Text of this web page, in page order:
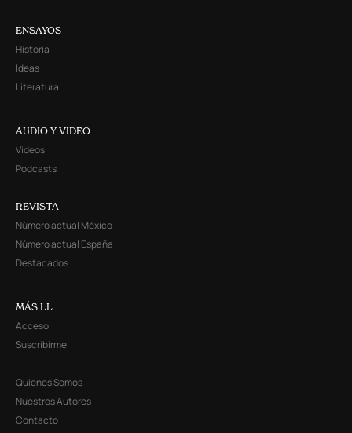
ENSAYOS
Historia
Ideas
Literatura
AUDIO Y VIDEO
Videos
Podcasts
REVISTA
Número actual México
Número actual España
Destacados
MÁS LL
Acceso
Suscribirme
Quienes Somos
Nuestros Autores
Contacto